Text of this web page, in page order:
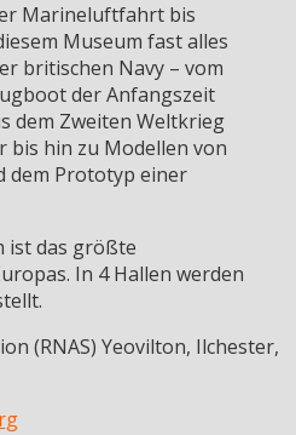
Marineluftfahrt bis
Museum fast alles
britischen Navy – vom
der Anfangszeit
dem Zweiten Weltkrieg
bis hin zu Modellen von
dem Prototyp einer
ist das größte
In 4 Hallen werden
(RNAS) Yeovilton, Ilchester,